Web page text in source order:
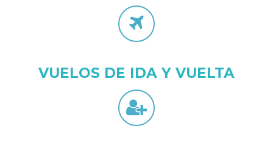
VUELOS DE IDA Y VUELTA